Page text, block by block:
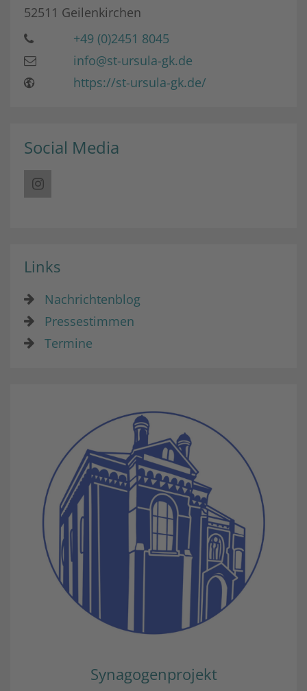
52511 Geilenkirchen
+49 (0)2451 8045
info@st-ursula-gk.de
https://st-ursula-gk.de/
Social Media
Links
Nachrichtenblog
Pressestimmen
Termine
Synagogenprojekt